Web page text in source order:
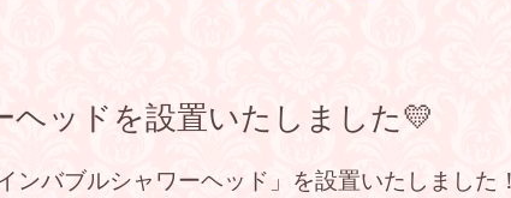
ヘッドを設置いたしました💛
ンバブルシャワーヘッド」を設置いたしました！